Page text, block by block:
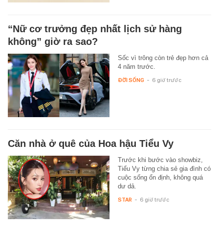
“Nữ cơ trưởng đẹp nhất lịch sử hàng
không” giờ ra sao?
Sốc vì trông còn trẻ đẹp hơn cả
4 năm trước.
ĐỜI SỐNG - 6 giờ trước
Căn nhà ở quê của Hoa hậu Tiểu Vy
Trước khi bước vào showbiz,
Tiểu Vy từng chia sẻ gia đình có
cuộc sống ổn định, không quá
dư dả.
STAR - 6 giờ trước